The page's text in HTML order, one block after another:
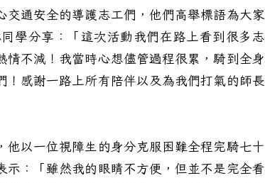
通安全的導護志工們，他們高舉標語為大家
學分享：「這次活動我們在路上看到很多志
不減！我當時心想儘管過程很累，騎到全身
感謝一路上所有陪伴以及為我們打氣的師長
以一位視障生的身分克服困難全程完騎七十
：「雖然我的眼睛不方便，但並不是完全看